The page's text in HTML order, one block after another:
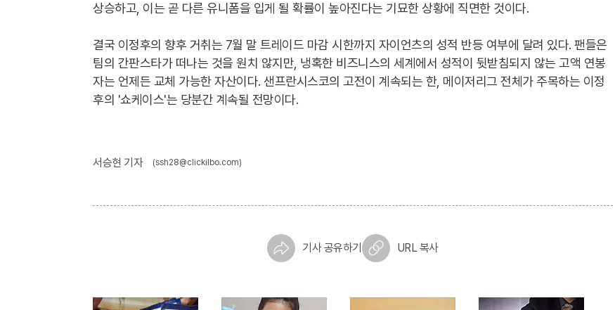
상승하고, 이는 곧 다른 유니폼을 입게 될 확률이 높아진다는 기묘한 상황에 직면한 것이다.
결국 이정후의 향후 거취는 7월 말 트레이드 마감 시한까지 자이언츠의 성적 반등 여부에 달려 있다. 팬들은
팀의 간판스타가 떠나는 것을 원치 않지만, 냉혹한 비즈니스의 세계에서 성적이 뒷받침되지 않는 고액 연봉
자는 언제든 교체 가능한 자산이다. 샌프란시스코의 고전이 계속되는 한, 메이저리그 전체가 주목하는 이정
후의 '쇼케이스'는 당분간 계속될 전망이다.
서승현 기자 (ssh28@clickilbo.com)
기사 공유하기 URL 복사